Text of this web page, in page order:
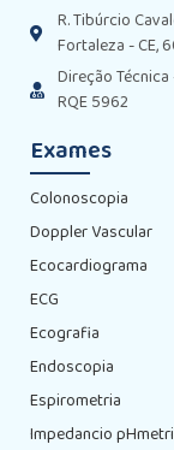
R. Tibúrcio
Fortaleza - CE,
Direção Técnica
RQE 5962
Exames
Colonoscopia
Doppler Vascular
Ecocardiograma
ECG
Ecografia
Endoscopia
Espirometria
Impedancio